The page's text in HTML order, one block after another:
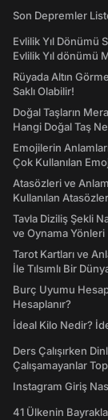
Son Depremler
Evlilik Yıl Dönümü
Evlilik Yıl dönümü
Rüyada Altın
Saklı Olabilir!
Doğal Taşların
Hangi Doğal Taş
Emojilerin
Çok Kullanılan
Atasözleri ve
Kullanılan
Tavla Diziliş Şekli
ve Oynama Yönleri
Tarot Kartları ve
İle Tılsımlı Bir
Burç Uyumu
Hesaplanır?
İdeal Kilo Nedir?
Ders Çalışırken
Çalışamayanlar
Instagram Giriş
41 Ülkenin